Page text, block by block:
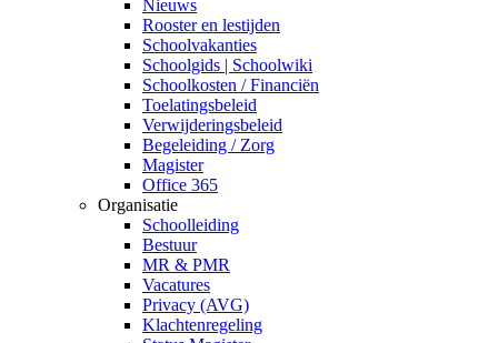
Nieuws
Rooster en lestijden
Schoolvakanties
Schoolgids | Schoolwiki
Schoolkosten / Financiën
Toelatingsbeleid
Verwijderingsbeleid
Begeleiding / Zorg
Magister
Office 365
Organisatie
Schoolleiding
Bestuur
MR & PMR
Vacatures
Privacy (AVG)
Klachtenregeling